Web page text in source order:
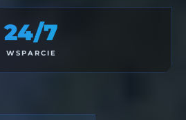
24/7
WSPARCIE